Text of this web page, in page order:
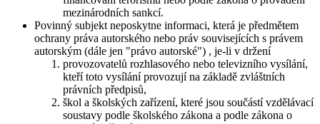
mezinárodních sankcí.
Povinný subjekt neposkytne informaci, která je předmětem
ochrany práva autorského nebo práv souvisejících s právem
autorským (dále jen "právo autorské") , je-li v držení
provozovatelů rozhlasového nebo televizního vysílání,
kteří toto vysílání provozují na základě zvláštních
právních předpisů,
škol a školských zařízení, které jsou součástí vzdělávací
soustavy podle školského zákona a podle zákona o